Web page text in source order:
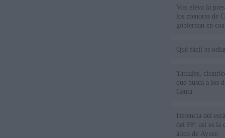
Vox eleva la
los menores de
gobiernan en
Qué fácil es
Tatuajes,
que busca a los
Ceuta
Herencia del
del PP: así es la
ático de Ayuso